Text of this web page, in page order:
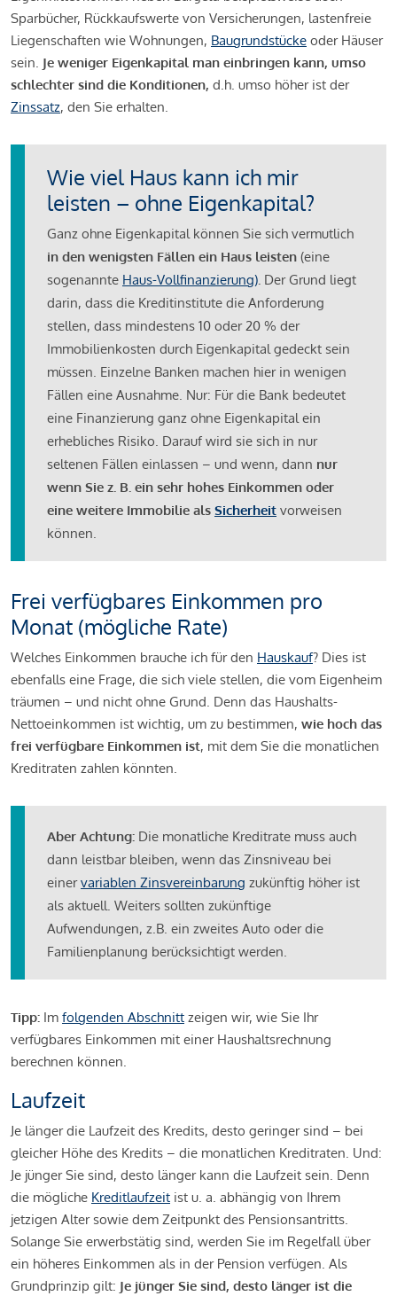
Sparbücher, Rückkaufswerte von Versicherungen, lastenfreie
Liegenschaften wie Wohnungen, Baugrundstücke oder Häuser
sein. Je weniger Eigenkapital man einbringen kann, umso
schlechter sind die Konditionen, d.h. umso höher ist der
Zinssatz, den Sie erhalten.
Wie viel Haus kann ich mir
leisten – ohne Eigenkapital?
Ganz ohne Eigenkapital können Sie sich vermutlich
in den wenigsten Fällen ein Haus leisten (eine
sogenannte Haus-Vollfinanzierung). Der Grund liegt
darin, dass die Kreditinstitute die Anforderung
stellen, dass mindestens 10 oder 20 % der
Immobilienkosten durch Eigenkapital gedeckt sein
müssen. Einzelne Banken machen hier in wenigen
Fällen eine Ausnahme. Nur: Für die Bank bedeutet
eine Finanzierung ganz ohne Eigenkapital ein
erhebliches Risiko. Darauf wird sie sich in nur
seltenen Fällen einlassen – und wenn, dann nur
wenn Sie z. B. ein sehr hohes Einkommen oder
eine weitere Immobilie als Sicherheit vorweisen
können.
Frei verfügbares Einkommen pro
Monat (mögliche Rate)
Welches Einkommen brauche ich für den Hauskauf? Dies ist
ebenfalls eine Frage, die sich viele stellen, die vom Eigenheim
träumen – und nicht ohne Grund. Denn das Haushalts-
Nettoeinkommen ist wichtig, um zu bestimmen, wie hoch das
frei verfügbare Einkommen ist, mit dem Sie die monatlichen
Kreditraten zahlen könnten.
Aber Achtung: Die monatliche Kreditrate muss auch
dann leistbar bleiben, wenn das Zinsniveau bei
einervariablen Zinsvereinbarung zukünftig höher ist
als aktuell. Weiters sollten zukünftige
Aufwendungen, z.B. ein zweites Auto oder die
Familienplanung berücksichtigt werden.
Tipp: Im folgenden Abschnitt zeigen wir, wie Sie Ihr
verfügbares Einkommen mit einer Haushaltsrechnung
berechnen können.
Laufzeit
Je länger die Laufzeit des Kredits, desto geringer sind – bei
gleicher Höhe des Kredits – die monatlichen Kreditraten. Und:
Je jünger Sie sind, desto länger kann die Laufzeit sein. Denn
die mögliche Kreditlaufzeit ist u. a. abhängig von Ihrem
jetzigen Alter sowie dem Zeitpunkt des Pensionsantritts.
Solange Sie erwerbstätig sind, werden Sie im Regelfall über
ein höheres Einkommen als in der Pension verfügen. Als
Grundprinzip gilt: Je jünger Sie sind, desto länger ist die